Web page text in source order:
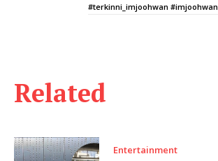
#terkinni_imjoohwan #imjoohwan
Related
Entertainment